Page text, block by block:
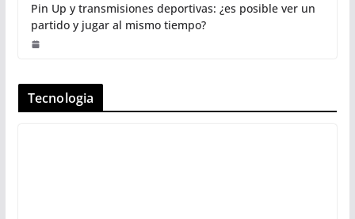
Pin Up y transmisiones deportivas: ¿es posible ver un
partido y jugar al mismo tiempo?
Tecnologia